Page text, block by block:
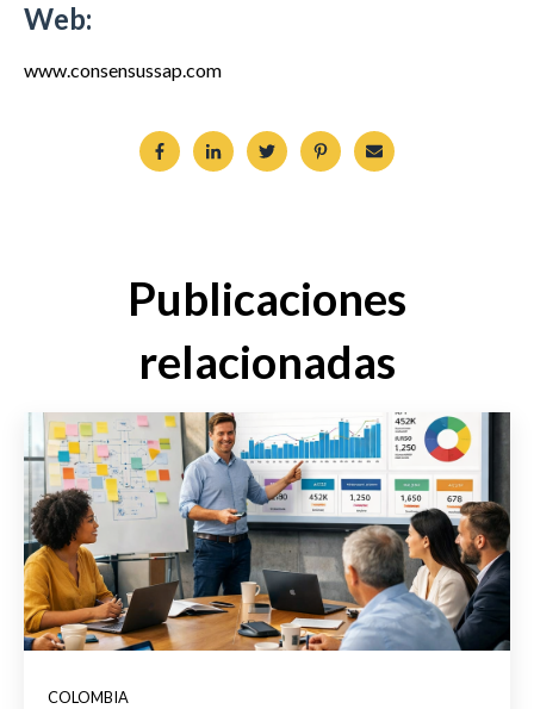
Web:
www.consensussap.com
Publicaciones
relacionadas
COLOMBIA